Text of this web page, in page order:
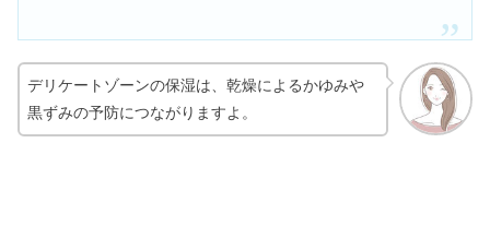
デリケートゾーンの保湿は、乾燥によるかゆみや
黒ずみの予防につながりますよ。